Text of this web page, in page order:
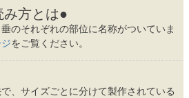
み方とは●
のそれぞれの部位に名称がついていま
をご覧ください。
、サイズごとに分けて製作されている